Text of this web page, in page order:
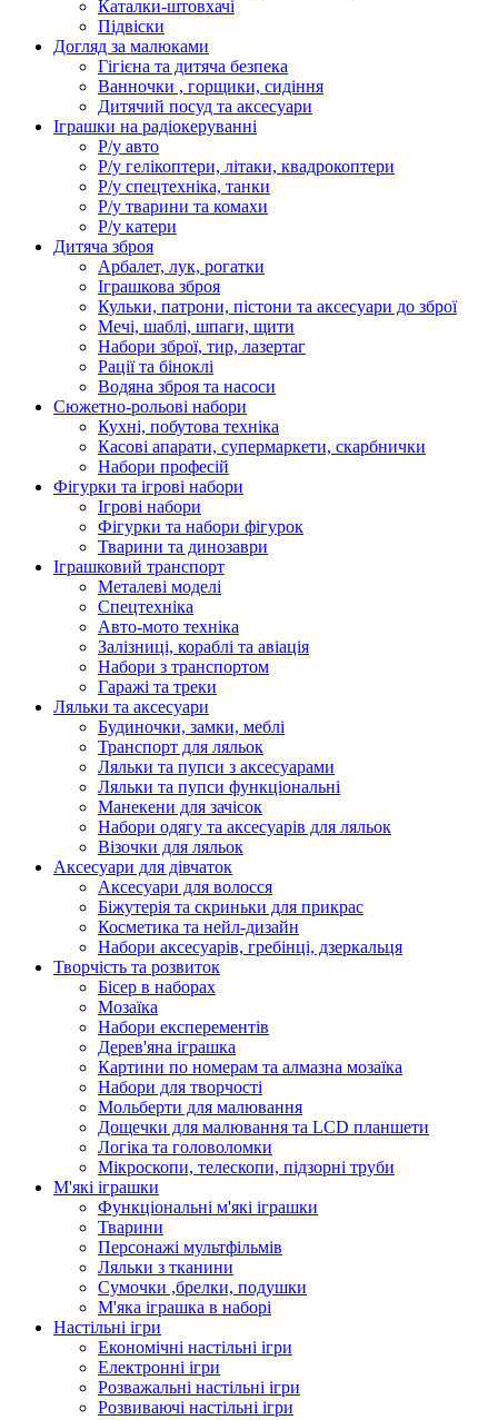
Каталки-штовхачі
Підвіски
Догляд за малюками
Гігієна та дитяча безпека
Ванночки , горщики, сидіння
Дитячий посуд та аксесуари
Іграшки на радіокеруванні
Р/у авто
Р/у гелікоптери, літаки, квадрокоптери
Р/у спецтехніка, танки
Р/у тварини та комахи
Р/у катери
Дитяча зброя
Арбалет, лук, рогатки
Іграшкова зброя
Кульки, патрони, пістони та аксесуари до зброї
Мечі, шаблі, шпаги, щити
Набори зброї, тир, лазертаг
Рації та біноклі
Водяна зброя та насоси
Сюжетно-рольові набори
Кухні, побутова техніка
Касові апарати, супермаркети, скарбнички
Набори професій
Фігурки та ігрові набори
Ігрові набори
Фігурки та набори фігурок
Тварини та динозаври
Іграшковий транспорт
Металеві моделі
Спецтехніка
Авто-мото техніка
Залізниці, кораблі та авіація
Набори з транспортом
Гаражі та треки
Ляльки та аксесуари
Будиночки, замки, меблі
Транспорт для ляльок
Ляльки та пупси з аксесуарами
Ляльки та пупси функціональні
Манекени для зачісок
Набори одягу та аксесуарів для ляльок
Візочки для ляльок
Аксесуари для дівчаток
Аксесуари для волосся
Біжутерія та скриньки для прикрас
Косметика та нейл-дизайн
Набори аксесуарів, гребінці, дзеркальця
Творчість та розвиток
Бісер в наборах
Мозаїка
Набори експерементів
Дерев'яна іграшка
Картини по номерам та алмазна мозаїка
Набори для творчості
Мольберти для малювання
Дощечки для малювання та LCD планшети
Логіка та головоломки
Мікроскопи, телескопи, підзорні труби
М'які іграшки
Функціональні м'які іграшки
Тварини
Персонажі мультфільмів
Ляльки з тканини
Сумочки ,брелки, подушки
М'яка іграшка в наборі
Настільні ігри
Економічні настільні ігри
Електронні ігри
Розважальні настільні ігри
Розвиваючі настільні ігри